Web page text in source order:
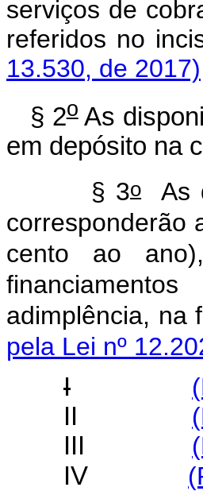
serviços de
referidos no
13.530, de 2017)
§ 2oAs
em depósito na
§ 3o
As
corresponderão
cento ao
adimplência,
pela Lei nº
I
II
III
IV